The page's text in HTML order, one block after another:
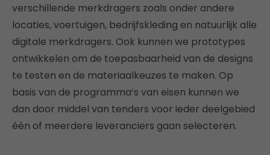
verschillende merkdragers zoals onder andere
locaties, voertuigen, bedrijfskleding en natuurlijk alle
digitale merkdragers. Ook kunnen we prototypes
ontwikkelen om de toepasbaarheid van de designs
te testen en de materiaalkeuzes te maken. Op
basis van de programma’s van eisen kunnen we
dan door middel van tenders voor ieder deelgebied
één of meerdere leveranciers gaan selecteren.